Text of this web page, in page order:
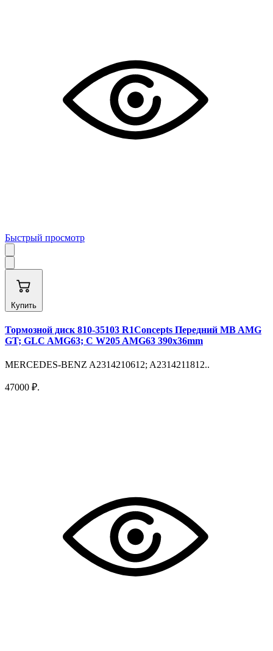
Быстрый просмотр
Купить
Тормозной диск 810-35103 R1Concepts Передний MB AMG
GT; GLC AMG63; C W205 AMG63 390х36mm
MERCEDES-BENZ A2314210612; A2314211812..
47000 ₽.